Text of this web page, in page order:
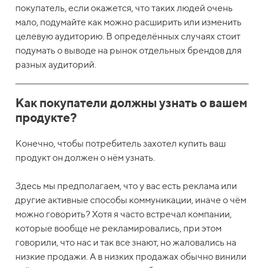
покупатель, если окажется, что таких людей очень
мало, подумайте как можно расширить или изменить
целевую аудиторию. В определённых случаях стоит
подумать о выводе на рынок отдельных брендов для
разных аудиторий.
Как покупатели должны узнать о вашем
продукте?
Конечно, чтобы потребитель захотел купить ваш
продукт он должен о нём узнать.
Здесь мы предполагаем, что у вас есть реклама или
другие активные способы коммуникации, иначе о чём
можно говорить? Хотя я часто встречал компании,
которые вообще не рекламировались, при этом
говорили, что нас и так все знают, но жаловались на
низкие продажи. А в низких продажах обычно винили